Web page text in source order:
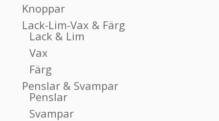
Knoppar
Lack-Lim-Vax & Färg
Lack & Lim
Vax
Färg
Penslar & Svampar
Penslar
Svampar